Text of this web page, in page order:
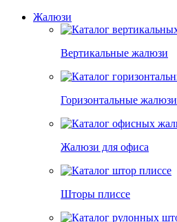
Жалюзи
Вертикальные жалюзи
Горизонтальные жалюзи
Жалюзи для офиса
Шторы плиссе